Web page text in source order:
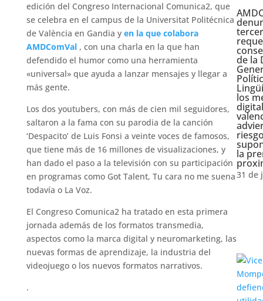
edición del Congreso Internacional Comunica2, que
se celebra en el campus de la Universitat Politécnica
de València en Gandia y en la que colabora
AMDComVal , con una charla en la que han
defendido el humor como una herramienta
«universal» que ayuda a lanzar mensajes y llegar a
más gente.
Los dos youtubers, con más de cien mil seguidores,
saltaron a la fama con su parodia de la canción
‘Despacito’ de Luis Fonsi a veinte voces de famosos,
que tiene más de 16 millones de visualizaciones, y
han dado el paso a la televisión con su participación
en programas como Got Talent, Tu cara no me suena
todavía o La Voz.
El Congreso Comunica2 ha tratado en esta primera
jornada además de los formatos transmedia,
aspectos como la marca digital y neuromarketing, las
nuevas formas de aprendizaje, la industria del
videojuego o los nuevos formatos narrativos.
.
de la
los
la
31 de